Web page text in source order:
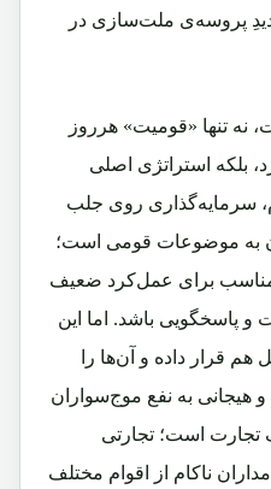
پروسه‌ی ملت‌سازی در
نه تنها «قومیت» هر‌روز
بلکه استراتژی اصلی
سرمایه‌گذاری روی جلب
به موضوعات قومی است؛
برای عمل‌کرد ضعیف
و پاسخگویی باشد. اما این
هم قرار داده و آن‌ها را
هیجانی به نفع موج‌سواران
تجارت است؛ تجارتی
ناکام از اقوام مختلف